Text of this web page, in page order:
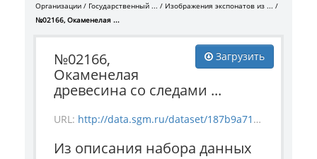
Организации Государственный ...
Изображения экспонатов из ...
№02166, Окаменелая ...
Загрузить
№02166,
Окаменелая
древесина со следами ...
URL: http://data.sgm.ru/dataset/187b9a71-4c85-43ec-99fe-080bdf792007/resource/643ca3e9-b156-4f2c-8aa8-406e11f88998/download/invertebrate_2166.jpg
Из описания набора данных